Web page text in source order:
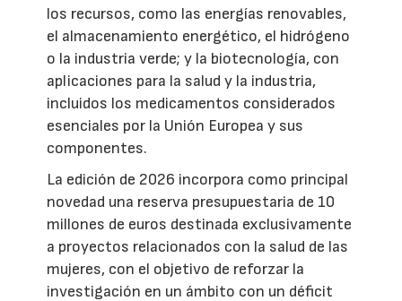
los recursos, como las energías renovables,
el almacenamiento energético, el hidrógeno
o la industria verde; y la biotecnología, con
aplicaciones para la salud y la industria,
incluidos los medicamentos considerados
esenciales por la Unión Europea y sus
componentes.
La edición de 2026 incorpora como principal
novedad una reserva presupuestaria de 10
millones de euros destinada exclusivamente
a proyectos relacionados con la salud de las
mujeres, con el objetivo de reforzar la
investigación en un ámbito con un déficit